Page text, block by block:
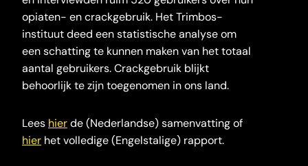
opiaten- en crackgebruik. Het Trimbos-
instituut deed een statistische analyse om
een schatting te kunnen maken van het totaal
aantal gebruikers. Crackgebruik blijkt
behoorlijk te zijn toegenomen in ons land.
Lees hierde (Nederlandse) samenvatting of
hier het volledige (Engelstalige) rapport.